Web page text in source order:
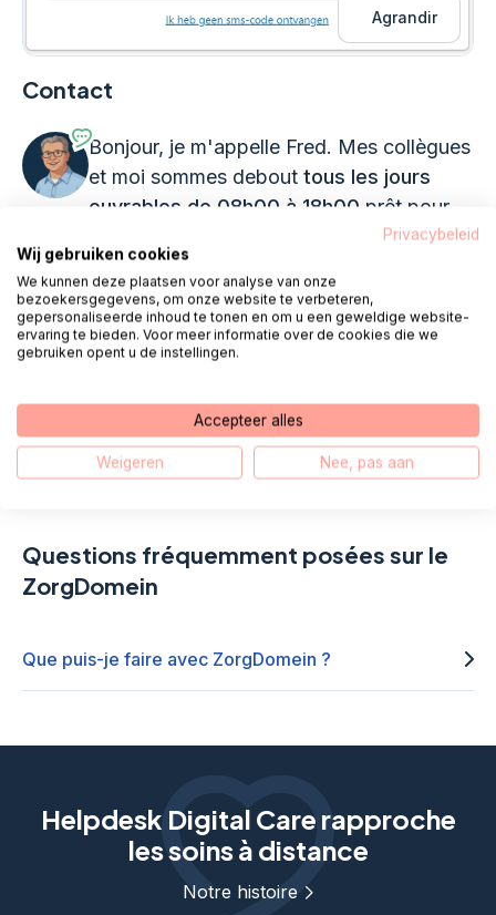
Agrandir
Contact
Bonjour, je m'appelle Fred. Mes collègues
et moi sommes debout tous les jours
ouvrables de 08h00 à 18h00 prêt pour
Appel 085 - 1304 575
E-mail WhatsApp
Questions fréquemment posées sur le
ZorgDomein
Que puis-je faire avec ZorgDomein ?
Helpdesk Digital Care rapproche
les soins à distance
Notre histoire
Privacybeleid
Wij gebruiken cookies
We kunnen deze plaatsen voor analyse van onze
bezoekersgegevens, om onze website te verbeteren,
gepersonaliseerde inhoud te tonen en om u een geweldige website-
ervaring te bieden. Voor meer informatie over de cookies die we
gebruiken opent u de instellingen.
Accepteer alles
Weigeren Nee, pas aan